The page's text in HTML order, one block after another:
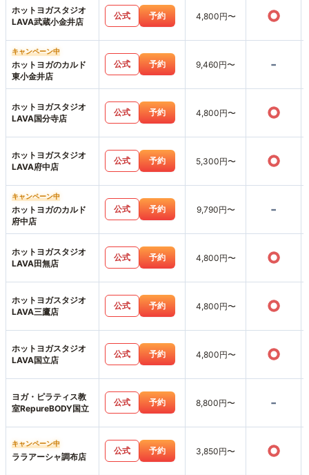
ホットヨガスタジオ
LAVA武蔵小金井店
公式 予約 4,800円〜 ○
キャンペーン中
ホットヨガのカルド
東小金井店
公式 予約 9,460円〜 -
ホットヨガスタジオ
LAVA国分寺店
公式 予約 4,800円〜 ○
ホットヨガスタジオ
LAVA府中店
公式 予約 5,300円〜 ○
キャンペーン中
ホットヨガのカルド
府中店
公式 予約 9,790円〜 -
ホットヨガスタジオ
LAVA田無店
公式 予約 4,800円〜 ○
ホットヨガスタジオ
LAVA三鷹店
公式 予約 4,800円〜 ○
ホットヨガスタジオ
LAVA国立店
公式 予約 4,800円〜 ○
ヨガ・ピラティス教
室RepureBODY国立
公式 予約 8,800円〜 -
キャンペーン中
ララアーシャ調布店
公式 予約 3,850円〜 ○